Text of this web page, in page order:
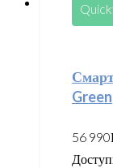
Green
56 990